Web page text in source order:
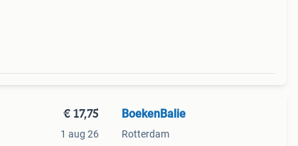
€ 17,75
1 aug 26
BoekenBalie
Rotterdam